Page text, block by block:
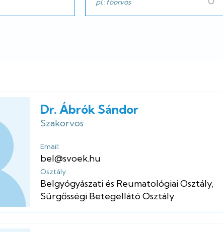
Dr. Ábrók Sándor
Szakorvos
Email:
bel@svoek.hu
Osztály:
Belgyógyászati és Reumatológiai Osztály,
Sürgősségi Betegellátó Osztály